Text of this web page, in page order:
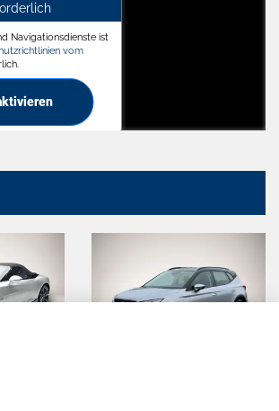
Navigationsdienste ist
vom